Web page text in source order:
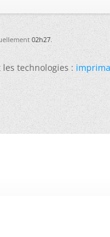
02h27.
technologies :